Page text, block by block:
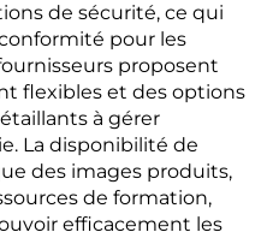
de sécurité, ce qui
pour les
proposent
flexibles et des options
à gérer
La disponibilité de
des images produits,
de formation,
efficacement les